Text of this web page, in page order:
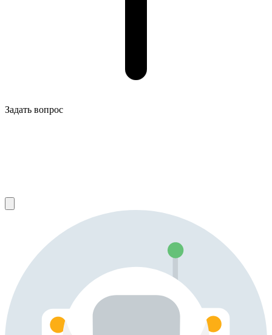
Задать вопрос